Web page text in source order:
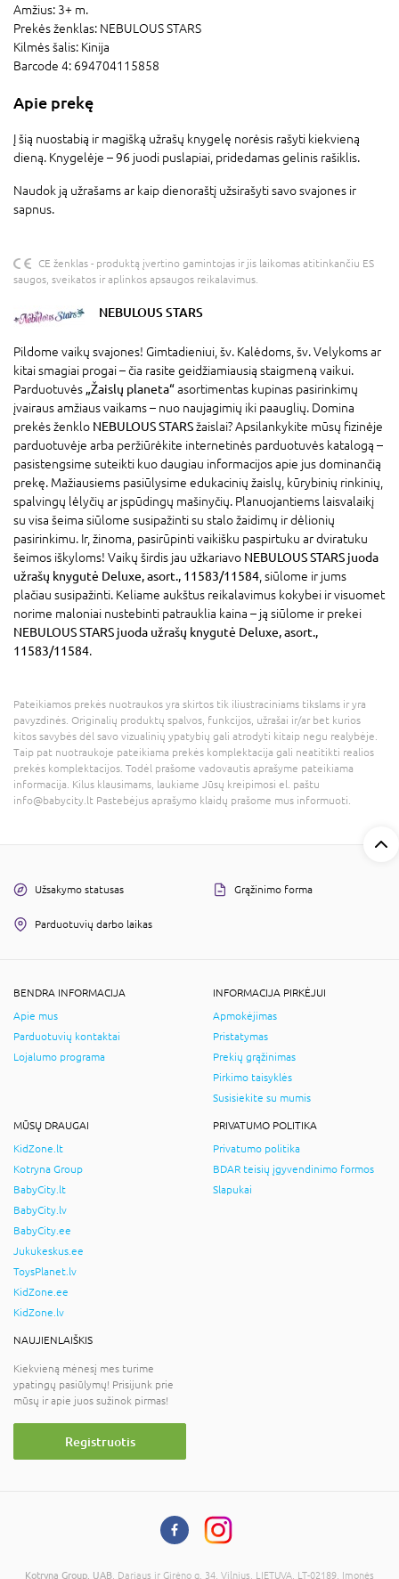
Amžius: 3+ m.
Prekės ženklas: NEBULOUS STARS
Kilmės šalis: Kinija
Barcode 4: 694704115858
Apie prekę
Į šią nuostabią ir magišką užrašų knygelę norėsis rašyti kiekvieną
dieną. Knygelėje – 96 juodi puslapiai, pridedamas gelinis rašiklis.
Naudok ją užrašams ar kaip dienoraštį užsirašyti savo svajones ir
sapnus.
CE ženklas - produktą įvertino gamintojas ir jis laikomas atitinkančiu ES
saugos, sveikatos ir aplinkos apsaugos reikalavimus.
NEBULOUS STARS
Pildome vaikų svajones! Gimtadieniui, šv. Kalėdoms, šv. Velykoms ar
kitai smagiai progai – čia rasite geidžiamiausią staigmeną vaikui.
Parduotuvės „Žaislų planeta“asortimentas kupinas pasirinkimų
įvairaus amžiaus vaikams – nuo naujagimių iki paauglių. Domina
prekės ženklo NEBULOUS STARSžaislai? Apsilankykite mūsų fizinėje
parduotuvėje arba peržiūrėkite internetinės parduotuvės katalogą –
pasistengsime suteikti kuo daugiau informacijos apie jus dominančią
prekę. Mažiausiems pasiūlysime edukacinių žaislų, kūrybinių rinkinių,
spalvingų lėlyčių ar įspūdingų mašinyčių. Planuojantiems laisvalaikį
su visa šeima siūlome susipažinti su stalo žaidimų ir dėlionių
pasirinkimu. Ir, žinoma, pasirūpinti vaikišku paspirtuku ar dviratuku
šeimos iškyloms! Vaikų širdis jau užkariavo NEBULOUS STARS juoda
užrašų knygutė Deluxe, asort., 11583/11584, siūlome ir jums
plačiau susipažinti. Keliame aukštus reikalavimus kokybei ir visuomet
norime maloniai nustebinti patrauklia kaina – ją siūlome ir prekei
NEBULOUS STARS juoda užrašų knygutė Deluxe, asort.,
11583/11584.
Pateikiamos prekės nuotraukos yra skirtos tik iliustraciniams tikslams ir yra
pavyzdinės. Originalių produktų spalvos, funkcijos, užrašai ir/ar bet kurios
kitos savybės dėl savo vizualinių ypatybių gali atrodyti kitaip negu realybėje.
Taip pat nuotraukoje pateikiama prekės komplektacija gali neatitikti realios
prekės komplektacijos. Todėl prašome vadovautis aprašyme pateikiama
informacija. Kilus klausimams, laukiame Jūsų kreipimosi el. paštu
info@babycity.lt Pastebėjus aprašymo klaidų prašome mus informuoti.
Užsakymo statusas Grąžinimo forma
Parduotuvių darbo laikas
BENDRA INFORMACIJA
Apie mus
Parduotuvių kontaktai
Lojalumo programa
INFORMACIJA PIRKĖJUI
Apmokėjimas
Pristatymas
Prekių grąžinimas
Pirkimo taisyklės
Susisiekite su mumis
MŪSŲ DRAUGAI
KidZone.lt
Kotryna Group
BabyCity.lt
BabyCity.lv
BabyCity.ee
Jukukeskus.ee
ToysPlanet.lv
KidZone.ee
KidZone.lv
PRIVATUMO POLITIKA
Privatumo politika
BDAR teisių įgyvendinimo formos
Slapukai
NAUJIENLAIŠKIS
Kiekvieną mėnesį mes turime
ypatingų pasiūlymų! Prisijunk prie
mūsų ir apie juos sužinok pirmas!
Registruotis
Kotryna Group, UAB , Dariaus ir Girėno g. 34, Vilnius, LIETUVA, LT-02189, Įmonės